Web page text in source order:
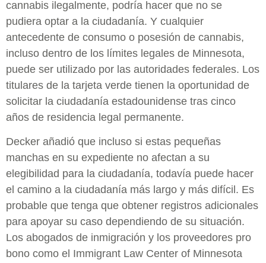
cannabis ilegalmente, podría hacer que no se
pudiera optar a la ciudadanía. Y cualquier
antecedente de consumo o posesión de cannabis,
incluso dentro de los límites legales de Minnesota,
puede ser utilizado por las autoridades federales. Los
titulares de la tarjeta verde tienen la oportunidad de
solicitar la ciudadanía estadounidense tras cinco
años de residencia legal permanente.
Decker añadió que incluso si estas pequeñas
manchas en su expediente no afectan a su
elegibilidad para la ciudadanía, todavía puede hacer
el camino a la ciudadanía más largo y más difícil. Es
probable que tenga que obtener registros adicionales
para apoyar su caso dependiendo de su situación.
Los abogados de inmigración y los proveedores pro
bono como el Immigrant Law Center of Minnesota